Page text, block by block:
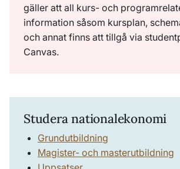
gäller att all kurs- och
information såsom kursplan,
och annat finns att tillgå via
Canvas.
Studera nationalekonomi
Grundutbildning
Magister- och masterutbildning